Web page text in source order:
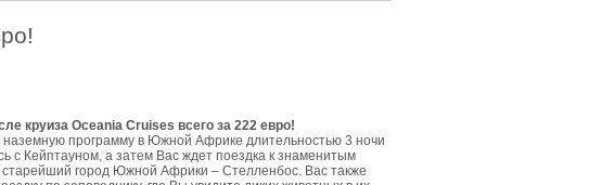
круиза Oceania Cruises всего за 222 евро!
программу в Южной Африке длительностью 3 ночи
с Кейптауном, а затем Вас ждет поездка к знаменитым
старейший город Южной Африки – Стелленбос. Вас также